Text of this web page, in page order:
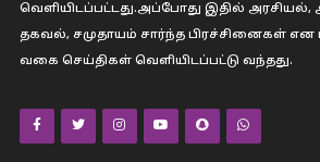
வெளியிடப்பட்டது.அப்போது இதில்
தகவல், சமுதாயம் சார்ந்த பிரச்சினைகள் என
வகை செய்திகள் வெளியிடப்பட்டு வந்தது.